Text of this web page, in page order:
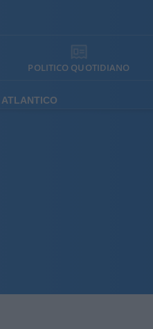
POLITICO QUOTIDIANO
ATLANTICO